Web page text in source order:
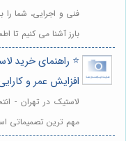
فنی و اجرایی، شما
بارز آشنا می کنیم تا
⭐️ راهنمای خرید
افزایش عمر و
لاستیک در تهران -
مهم ترین تصمیماتی